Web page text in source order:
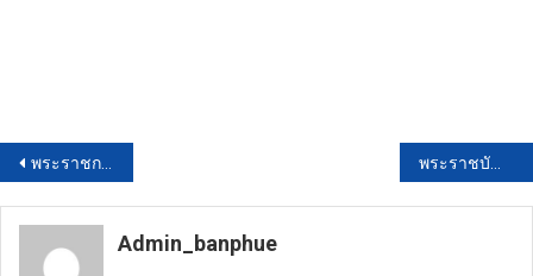
แนะแนว
เรื่อง
พระราชกฤษฎีกาว่าด้วยหลักเกณฑ์และวิธีการบริหารกิจการบ้านเมืองที่ดี(ฉบับที่ 2) พ.ศ.2562
Admin_banphue